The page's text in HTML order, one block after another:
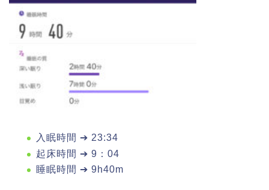
入眠時間 ➔ 23:34
起床時間 ➔ 9：04
睡眠時間 ➔ 9h40m